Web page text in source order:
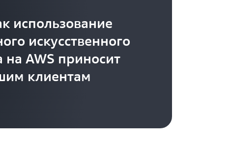
использование
искусственного
на AWS приносит
клиентам